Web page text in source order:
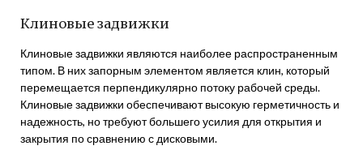
Клиновые задвижки
Клиновые задвижки являются наиболее распространенным
типом. В них запорным элементом является клин, который
перемещается перпендикулярно потоку рабочей среды.
Клиновые задвижки обеспечивают высокую герметичность и
надежность, но требуют большего усилия для открытия и
закрытия по сравнению с дисковыми.